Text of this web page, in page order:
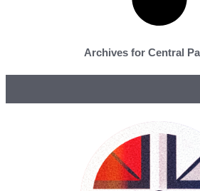
Archives for Central